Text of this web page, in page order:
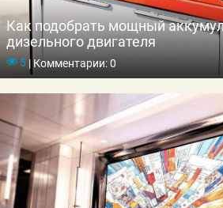
Как подобрать мощный
дизельного двигателя
5 |Комментарии: 0